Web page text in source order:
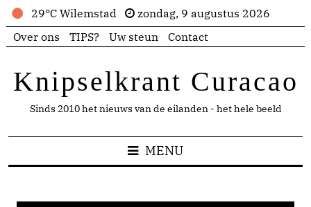
29°C Wilemstad
zondag, 9 augustus 2026
Over ons
TIPS? Uw steun Contact
Knipselkrant Curacao
Sinds 2010 het nieuws van de eilanden - het hele beeld
MENU